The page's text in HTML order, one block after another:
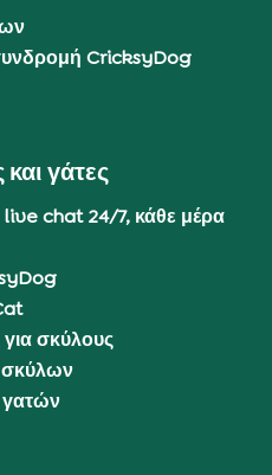
CricksyDog
γάτες
live chat 24/7, κάθε μέρα
σκύλους